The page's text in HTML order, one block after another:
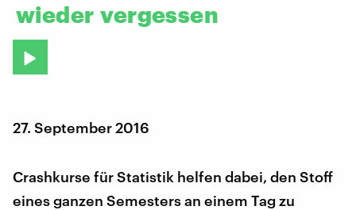
wieder vergessen
27. September 2016
Crashkurse für Statistik helfen dabei, den Stoff
eines ganzen Semesters an einem Tag zu